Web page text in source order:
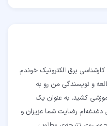
برق الکترونیک خوندم
و نویسندگی من رو به
کشید. به عنوان یک
رضایت شما عزیزان و